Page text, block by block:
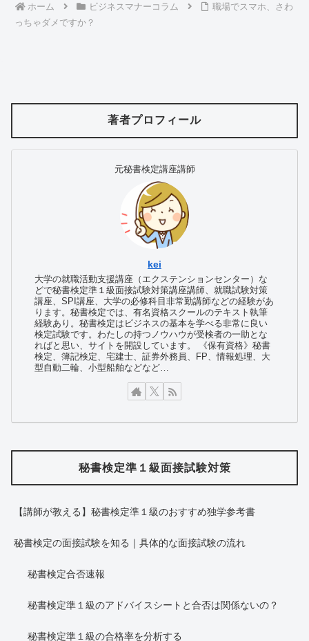
ホーム ビジネスマナーコラム
職場でスマホ、さわ
っちゃダメですか？
著者プロフィール
元秘書検定講座講師
kei
大学の就職活動支援講座（エクステンションセンター）な
どで秘書検定準１級面接試験対策講座講師、就職試験対策
講座、SPI講座、大学の必修科目非常勤講師などの経験があ
ります。秘書検定では、有名資格スクールのテキスト執筆
経験あり。秘書検定はビジネスの基本を学べる非常に良い
検定試験です。わたしの持つノウハウが受検者の一助とな
ればと思い、サイトを開設しています。
《保有資格》秘書
検定、簿記検定、宅建士、証券外務員、FP、情報処理、大
型自動二輪、小型船舶などなど…
秘書検定準１級面接試験対策
【講師が教える】秘書検定準１級のおすすめ独学参考書
秘書検定の面接試験を知る｜具体的な面接試験の流れ
秘書検定合否速報
秘書検定準１級のアドバイスシートと合否は関係ないの？
秘書検定準１級の合格率を分析する